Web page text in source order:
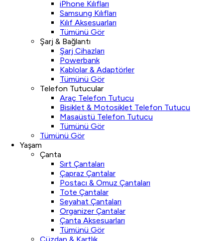
iPhone Kılıfları
Samsung Kılıfları
Kılıf Aksesuarları
Tümünü Gör
Şarj & Bağlantı
Şarj Cihazları
Powerbank
Kablolar & Adaptörler
Tümünü Gör
Telefon Tutucular
Araç Telefon Tutucu
Bisiklet & Motosiklet Telefon Tutucu
Masaüstü Telefon Tutucu
Tümünü Gör
Tümünü Gör
Yaşam
Çanta
Sırt Çantaları
Çapraz Çantalar
Postacı & Omuz Çantaları
Tote Çantalar
Seyahat Çantaları
Organizer Çantalar
Çanta Aksesuarları
Tümünü Gör